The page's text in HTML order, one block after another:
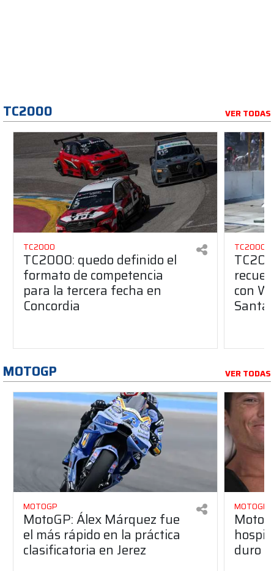
TC2000 VER TODAS
TC2000
TC2000: quedo definido el
formato de competencia
para la tercera fecha en
Concordia
TC2000
con
Santa
MOTOGP VER TODAS
MOTOGP
MotoGP: Álex Márquez fue
el más rápido en la práctica
clasificatoria en Jerez
MOTOGP
duro